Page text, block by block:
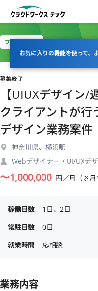
お気に入りの機能を使って、
フルリモート
募集終了
【UIUXデザイン/
クライアントが行
デザイン業務案件
神奈川県、横浜駅
Webデザイナー・UI/UXデ
〜1,000,000 円／月（※月
稼働日数
1日、2日
常駐日数
0日
就業時間
応相談
業務内容